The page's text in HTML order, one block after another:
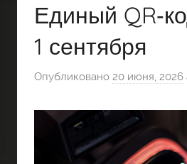
Единый
1 сентября
Опубликовано 20 июня, 2026